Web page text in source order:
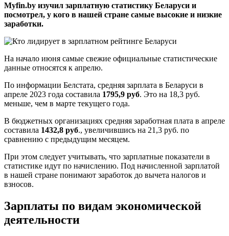
Myfin.by изучил зарплатную статистику Беларуси и
посмотрел, у кого в нашей стране самые высокие и низкие
заработки.
На начало июня самые свежие официальные статистические
данные относятся к апрелю.
По информации Белстата, средняя зарплата в Беларуси в
апреле 2023 года составила 1795,9 руб. Это на 18,3 руб.
меньше, чем в марте текущего года.
В бюджетных организациях средняя заработная плата в апреле
составила 1432,8 руб., увеличившись на 21,3 руб. по
сравнению с предыдущим месяцем.
При этом следует учитывать, что зарплатные показатели в
статистике идут по начислению. Под начисленной зарплатой
в нашей стране понимают заработок до вычета налогов и
взносов.
Зарплаты по видам экономической
деятельности